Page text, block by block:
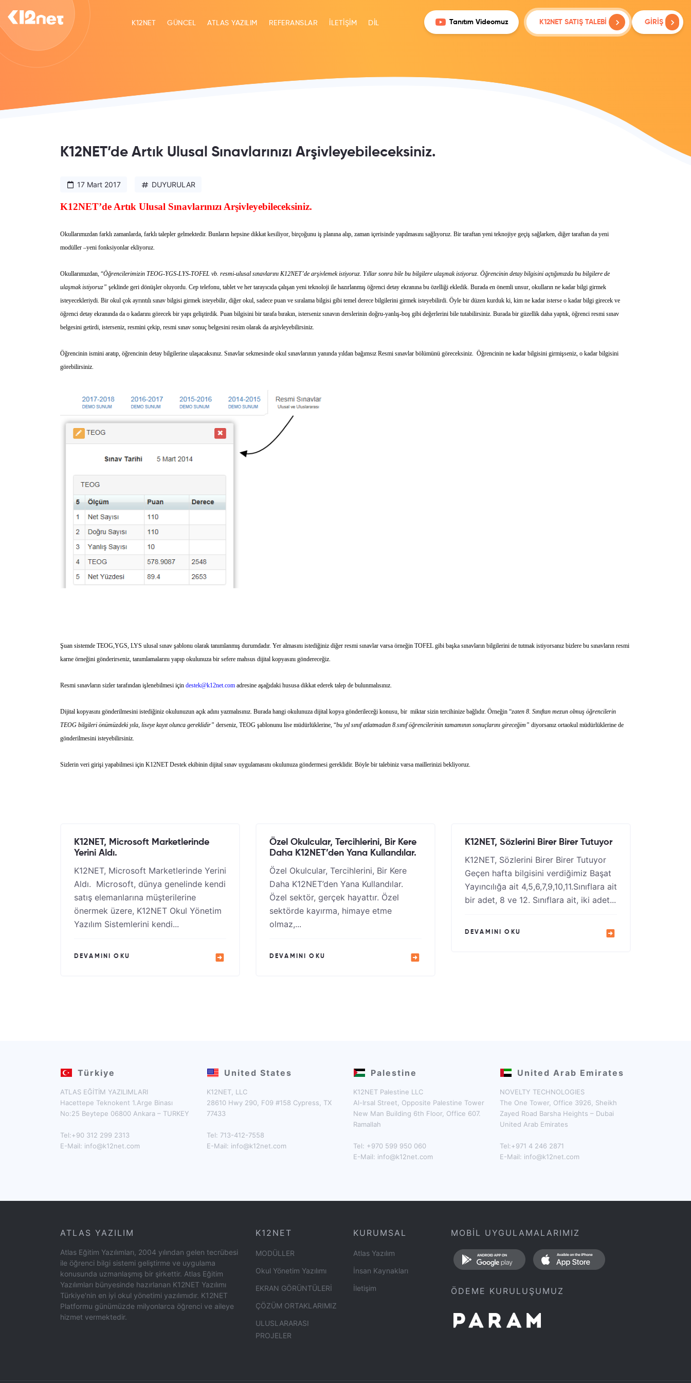
K12NET GÜNCEL ATLAS YAZILIM REFERANSLAR İLETİŞİM DİL Tanıtım Videomuz K12NET SATIŞ TALEBİ GİRİŞ
K12NET’de Artık Ulusal Sınavlarınızı Arşivleyebileceksiniz.
17 Mart 2017 DUYURULAR
K12NET’de Artık Ulusal Sınavlarınızı Arşivleyebileceksiniz.
Okullarımızdan farklı zamanlarda, farklı talepler gelmektedir. Bunların hepsine dikkat kesiliyor, birçoğunu iş planına alıp, zaman içerisinde yapılmasını sağlıyoruz. Bir taraftan yeni teknojiye geçiş sağlarken, diğer taraftan da yeni
modüller –yeni fonksiyonlar ekliyoruz.
Okullarımızdan, “Öğrencilerimizin TEOG-YGS-LYS-TOFEL vb. resmi-ulusal sınavlarını K12NET’de arşivlemek istiyoruz. Yıllar sonra bile bu bilgilere ulaşmak istiyoruz. Öğrencinin detay bilgisini açtığımızda bu bilgilere de
ulaşmak istiyoruz” şeklinde geri dönüşler oluyordu. Cep telefonu, tablet ve her tarayıcıda çalışan yeni teknoloji ile hazırlanmış öğrenci detay ekranına bu özelliği ekledik. Burada en önemli unsur, okulların ne kadar bilgi girmek
isteyecekleriydi. Bir okul çok ayrıntılı sınav bilgisi girmek isteyebilir, diğer okul, sadece puan ve sıralama bilgisi gibi temel derece bilgilerini girmek isteyebilirdi. Öyle bir düzen kurduk ki, kim ne kadar isterse o kadar bilgi girecek ve
öğrenci detay ekranında da o kadarını görecek bir yapı geliştirdik. Puan bilgisini bir tarafa bırakın, isterseniz sınavın derslerinin doğru-yanlış-boş gibi değerlerini bile tutabilirsiniz. Burada bir güzellik daha yaptık, öğrenci resmi sınav
belgesini getirdi, isterseniz, resmini çekip, resmi sınav sonuç belgesini resim olarak da arşivleyebilirsiniz.
Öğrencinin ismini aratıp, öğrencinin detay bilgilerine ulaşacaksınız. Sınavlar sekmesinde okul sınavlarının yanında yıldan bağımsız Resmi sınavlar bölümünü göreceksiniz. Öğrencinin ne kadar bilgisini girmişseniz, o kadar bilgisini
görebilirsiniz.
Şuan sistemde TEOG,YGS, LYS ulusal sınav şablonu olarak tanımlanmış durumdadır. Yer almasını istediğiniz diğer resmi sınavlar varsa örneğin TOFEL gibi başka sınavların bilgilerini de tutmak istiyorsanız bizlere bu sınavların resmi
karne örneğini gönderirseniz, tanımlamalarını yapıp okulunuza bir sefere mahsus dijital kopyasını göndereceğiz.
Resmi sınavların sizler tarafından işlenebilmesi için destek@k12net.com adresine aşağıdaki hususa dikkat ederek talep de bulunmalısınız.
Dijital kopyasını gönderilmesini istediğiniz okulunuzun açık adını yazmalısınız. Burada hangi okulunuza dijital kopya gönderileceği konusu, bir miktar sizin tercihinize bağlıdır. Örneğin “zaten 8. Sınıftan mezun olmuş öğrencilerin
TEOG bilgileri önümüzdeki yıla, liseye kayıt olunca gereklidir” derseniz, TEOG şablonunu lise müdürlüklerine, “bu yıl sınıf atlatmadan 8.sınıf öğrencilerinin tamamının sonuçlarını gireceğim” diyorsanız ortaokul müdürlüklerine de
gönderilmesini isteyebilirsiniz.
Sizlerin veri girişi yapabilmesi için K12NET Destek ekibinin dijital sınav uygulamasını okulunuza göndermesi gereklidir. Böyle bir talebiniz varsa maillerinizi bekliyoruz.
K12NET, Microsoft Marketlerinde
Yerini Aldı.
K12NET, Microsoft Marketlerinde Yerini
Aldı. Microsoft, dünya genelinde kendi
satış elemanlarına müşterilerine
önermek üzere, K12NET Okul Yönetim
Yazılım Sistemlerini kendi...
DEVAMINI OKU
Özel Okulcular, Tercihlerini, Bir Kere
Daha K12NET’den Yana Kullandılar.
Özel Okulcular, Tercihlerini, Bir Kere
Daha K12NET’den Yana Kullandılar.
Özel sektör, gerçek hayattır. Özel
sektörde kayırma, himaye etme
olmaz,...
DEVAMINI OKU
K12NET, Sözlerini Birer Birer Tutuyor
K12NET, Sözlerini Birer Birer Tutuyor
Geçen hafta bilgisini verdiğimiz Başat
Yayıncılığa ait 4,5,6,7,9,10,11.Sınıflara ait
bir adet, 8 ve 12. Sınıflara ait, iki adet...
DEVAMINI OKU
Türkiye
ATLAS EĞİTİM YAZILIMLARI
Hacettepe Teknokent 1.Arge Binası
No:25 Beytepe 06800 Ankara – TURKEY
Tel:+90 312 299 2313
E-Mail: info@k12net.com
United States
K12NET, LLC
28610 Hwy 290, F09 #158 Cypress, TX
77433
Tel: 713-412-7558
E-Mail: info@k12net.com
Palestine
K12NET Palestine LLC
Al-Irsal Street, Opposite Palestine Tower
New Man Building 6th Floor, Office 607.
Ramallah
Tel: +970 599 950 060
E-Mail: info@k12net.com
United Arab Emirates
NOVELTY TECHNOLOGIES
The One Tower, Office 3926, Sheikh
Zayed Road Barsha Heights – Dubai
United Arab Emirates
Tel:+971 4 246 2871
E-Mail: info@k12net.com
ATLAS YAZILIM
Atlas Eğitim Yazılımları, 2004 yılından gelen tecrübesi
ile öğrenci bilgi sistemi geliştirme ve uygulama
konusunda uzmanlaşmış bir şirkettir. Atlas Eğitim
Yazılımları bünyesinde hazırlanan K12NET Yazılımı
Türkiye'nin en iyi okul yönetimi yazılımıdır. K12NET
Platformu günümüzde milyonlarca öğrenci ve aileye
hizmet vermektedir.
K12NET
MODÜLLER
Okul Yönetim Yazılımı
EKRAN GÖRÜNTÜLERİ
ÇÖZÜM ORTAKLARIMIZ
ULUSLARARASI
PROJELER
KURUMSAL
Atlas Yazılım
İnsan Kaynakları
İletişim
MOBİL UYGULAMALARIMIZ
ÖDEME KURULUŞUMUZ